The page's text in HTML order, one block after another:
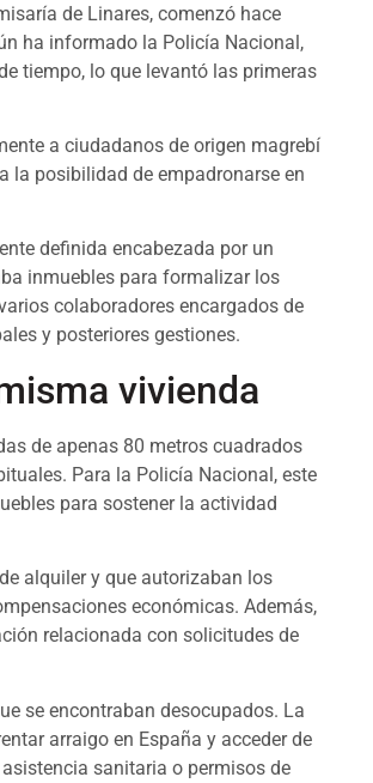
de Linares, comenzó hace
ha informado la Policía Nacional,
tiempo, lo que levantó las primeras
a ciudadanos de origen magrebí
la posibilidad de empadronarse en
definida encabezada por un
inmuebles para formalizar los
colaboradores encargados de
y posteriores gestiones.
vivienda
de apenas 80 metros cuadrados
Para la Policía Nacional, este
para sostener la actividad
alquiler y que autorizaban los
económicas. Además,
relacionada con solicitudes de
se encontraban desocupados. La
arraigo en España y acceder de
sanitaria o permisos de